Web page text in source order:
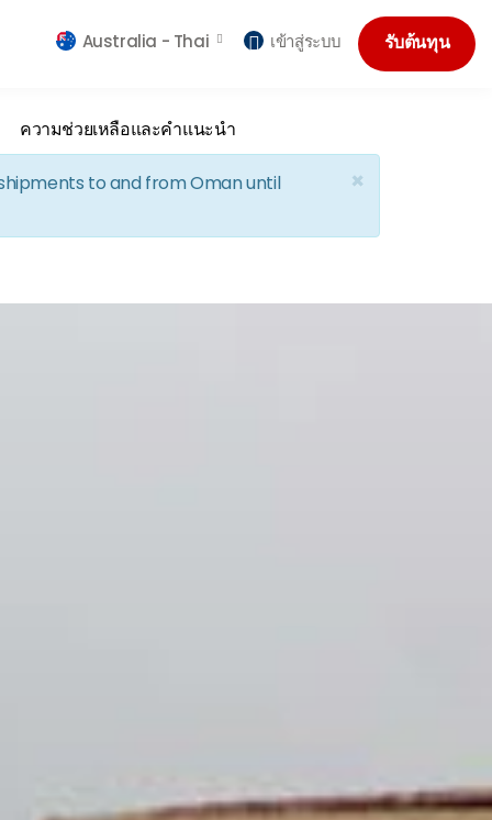
รับต้นทุน
Australia - Thai เข้าสู่ระบบ
ความช่วยเหลือและคำแนะนำ
×
to and from Oman until